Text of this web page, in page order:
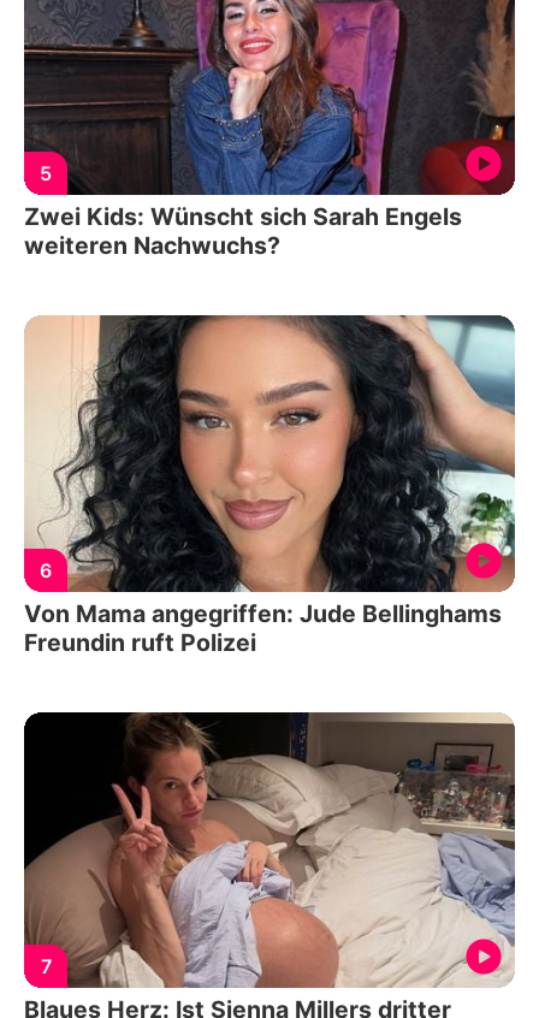
5
Zwei Kids: Wünscht sich Sarah Engels
weiteren Nachwuchs?
6
Von Mama angegriffen: Jude Bellinghams
Freundin ruft Polizei
7
Blaues Herz: Ist Sienna Millers dritter